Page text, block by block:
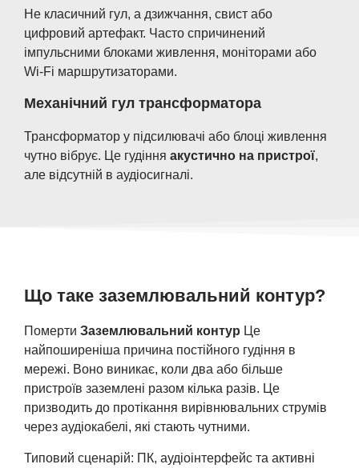
Не класичний гул, а дзижчання, свист або
цифровий артефакт. Часто спричинений
імпульсними блоками живлення, моніторами або
Wi-Fi маршрутизаторами.
Механічний гул трансформатора
Трансформатор у підсилювачі або блоці живлення
чутно вібрує. Це гудіння акустично на пристрої,
але відсутній в аудіосигналі.
Що таке заземлювальний контур?
Померти Заземлювальний контур Це
найпоширеніша причина постійного гудіння в
мережі. Воно виникає, коли два або більше
пристроїв заземлені разом кілька разів. Це
призводить до протікання вирівнювальних струмів
через аудіокабелі, які стають чутними.
Типовий сценарій: ПК, аудіоінтерфейс та активні